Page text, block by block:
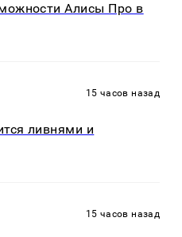
Алисы Про в
15 часов назад
ливнями и
15 часов назад